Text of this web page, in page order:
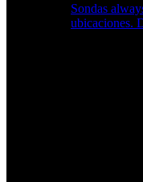
Sondas
ubicaciones.